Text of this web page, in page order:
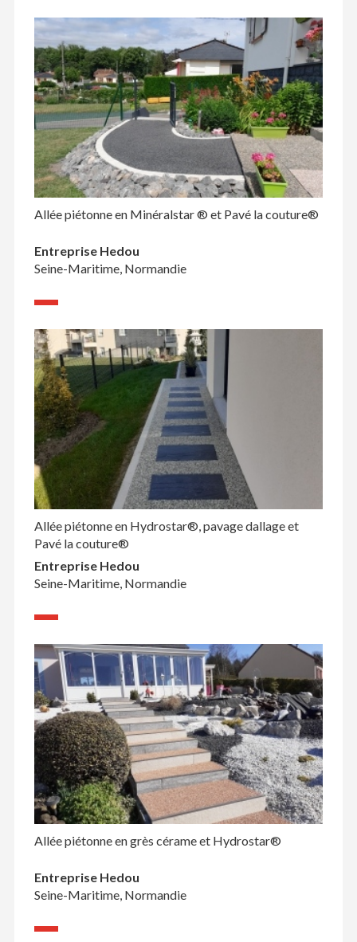
Allée piétonne en Minéralstar ® et Pavé la couture®
Entreprise Hedou
Seine-Maritime, Normandie
Allée piétonne en Hydrostar®, pavage dallage et
Pavé la couture®
Entreprise Hedou
Seine-Maritime, Normandie
Allée piétonne en grès cérame et Hydrostar®
Entreprise Hedou
Seine-Maritime, Normandie